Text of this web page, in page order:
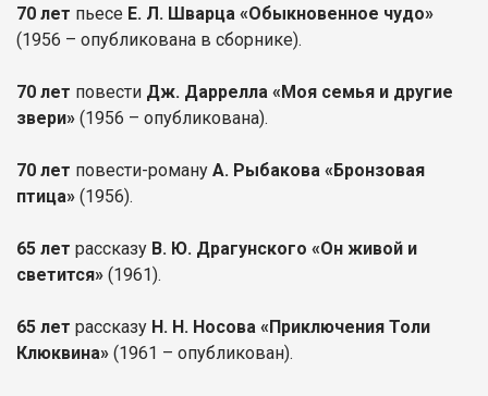
70 лет пьесе Е. Л. Шварца «Обыкновенное чудо»
(1956 – опубликована в сборнике).
70 лет повести Дж. Даррелла «Моя семья и другие
звери» (1956 – опубликована).
70 лет повести-роману А. Рыбакова «Бронзовая
птица» (1956).
65 лет рассказу В. Ю. Драгунского «Он живой и
светится» (1961).
65 лет рассказу Н. Н. Носова «Приключения Толи
Клюквина» (1961 – опубликован).